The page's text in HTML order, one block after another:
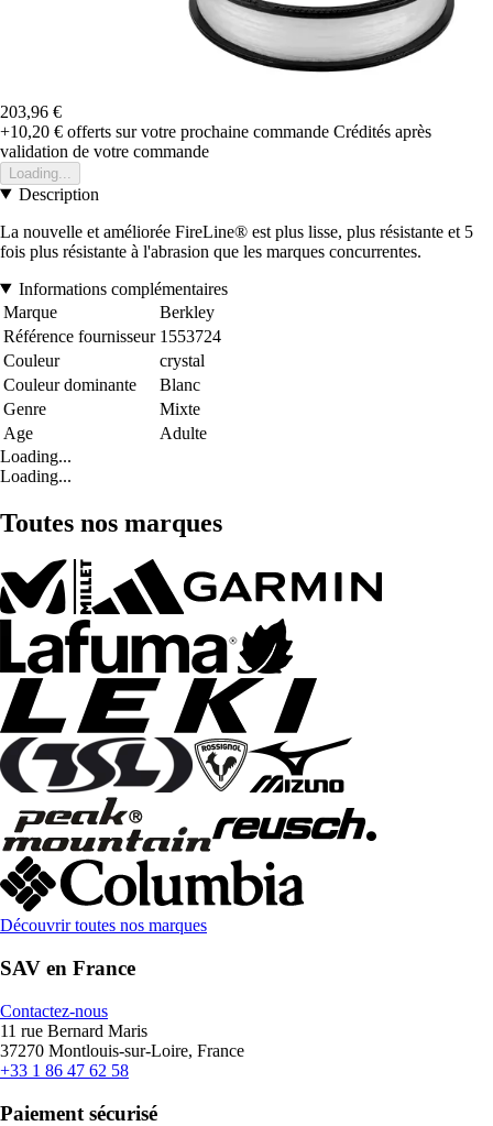
203,96 €
+10,20 € offerts sur votre prochaine commande Crédités après
validation de votre commande
Loading...
Description
La nouvelle et améliorée FireLine® est plus lisse, plus résistante et 5
fois plus résistante à l'abrasion que les marques concurrentes.
Informations complémentaires
Marque
Berkley
Référence fournisseur 1553724
Couleur
crystal
Couleur dominante
Blanc
Genre
Mixte
Age
Adulte
Loading...
Loading...
Toutes nos marques
Découvrir toutes nos marques
SAV en France
Contactez-nous
11 rue Bernard Maris
37270 Montlouis-sur-Loire, France
+33 1 86 47 62 58
Paiement sécurisé